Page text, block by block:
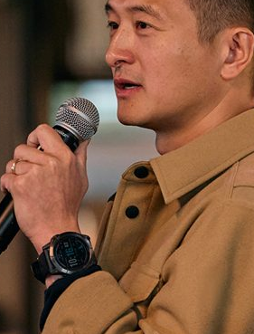
験運用を開始
告主のオンボーディングを完了